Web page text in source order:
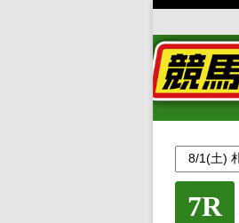
7R